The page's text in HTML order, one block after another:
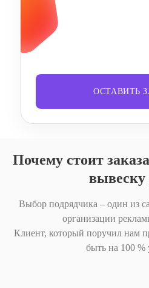
ОСТАВИТЬ
Почему стоит
вывеску
Выбор подрядчика – один из
организации
Клиент, который поручил нам
быть на 100 %